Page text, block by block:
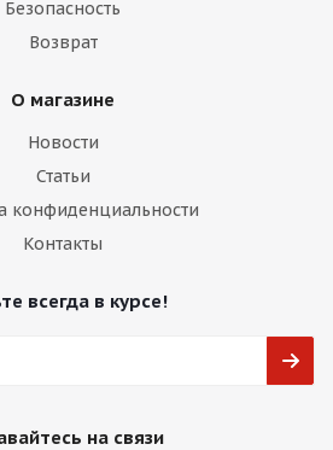
Безопасность
Возврат
О магазине
Новости
Статьи
конфиденциальности
Контакты
всегда в курсе!
на связи